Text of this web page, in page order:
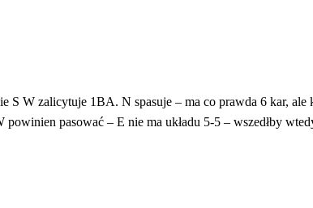
S W zalicytuje 1BA. N spasuje – ma co prawda 6 kar,
powinien pasować – E nie ma układu 5-5 – wszedłby